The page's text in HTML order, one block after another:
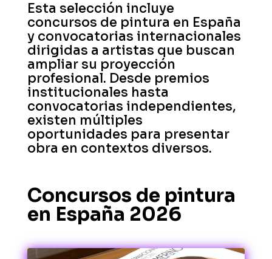
Esta selección incluye
concursos de pintura en España
y convocatorias internacionales
dirigidas a artistas que buscan
ampliar su proyección
profesional. Desde premios
institucionales hasta
convocatorias independientes,
existen múltiples
oportunidades para presentar
obra en contextos diversos.
Concursos de pintura
en España 2026